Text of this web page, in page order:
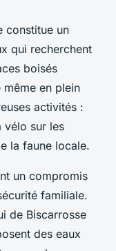
constitue un
qui recherchent
boisés
en plein
activités :
vélo sur les
la faune locale.
un compromis
familiale.
de Biscarrosse
des eaux